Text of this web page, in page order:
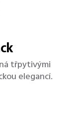
jedinečný
leskem, který